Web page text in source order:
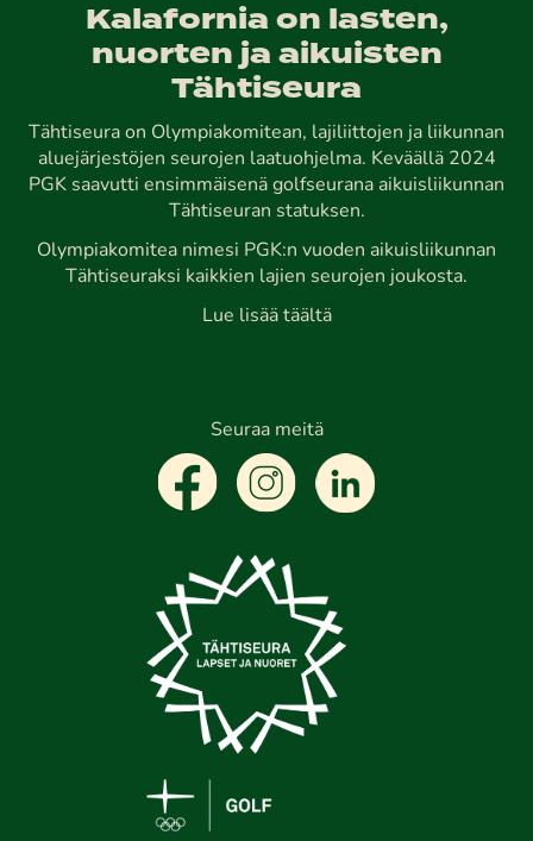
Kalafornia on lasten,
nuorten ja aikuisten
Tähtiseura
Tähtiseura on Olympiakomitean, lajiliittojen ja liikunnan
aluejärjestöjen seurojen laatuohjelma. Keväällä 2024
PGK saavutti ensimmäisenä golfseurana aikuisliikunnan
Tähtiseuran statuksen.
Olympiakomitea nimesi PGK:n vuoden aikuisliikunnan
Tähtiseuraksi kaikkien lajien seurojen joukosta.
Lue lisää täältä
Seuraa meitä